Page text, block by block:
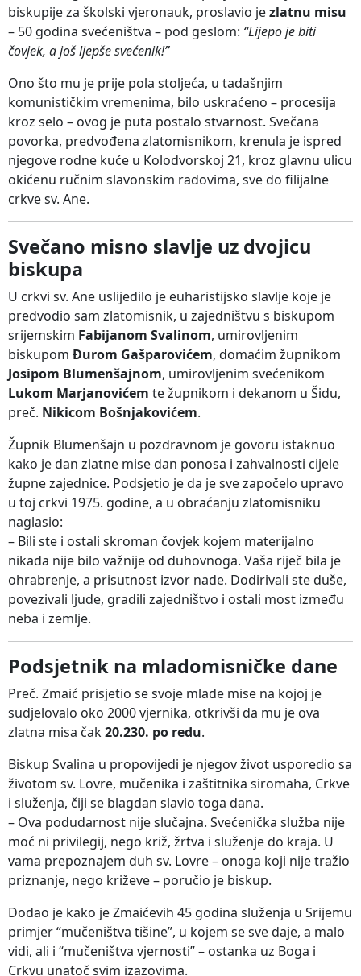
biskupije za školski vjeronauk, proslavio jezlatnu misu
– 50 godina svećeništva – pod geslom: “Lijepo je biti
čovjek, a još ljepše svećenik!”
Ono što mu je prije pola stoljeća, u tadašnjim
komunističkim vremenima, bilo uskraćeno – procesija
kroz selo – ovog je puta postalo stvarnost. Svečana
povorka, predvođena zlatomisnikom, krenula je ispred
njegove rodne kuće u Kolodvorskoj 21, kroz glavnu ulicu
okićenu ručnim slavonskim radovima, sve do filijalne
crkve sv. Ane.
Svečano misno slavlje uz dvojicu
biskupa
U crkvi sv. Ane uslijedilo je euharistijsko slavlje koje je
predvodio sam zlatomisnik, u zajedništvu s biskupom
srijemskim Fabijanom Svalinom, umirovljenim
biskupom Đurom Gašparovićem, domaćim župnikom
Josipom Blumenšajnom, umirovljenim svećenikom
Lukom Marjanovićem te župnikom i dekanom u Šidu,
preč. Nikicom Bošnjakovićem.
Župnik Blumenšajn u pozdravnom je govoru istaknuo
kako je dan zlatne mise dan ponosa i zahvalnosti cijele
župne zajednice. Podsjetio je da je sve započelo upravo
u toj crkvi 1975. godine, a u obraćanju zlatomisniku
naglasio:
– Bili ste i ostali skroman čovjek kojem materijalno
nikada nije bilo važnije od duhovnoga. Vaša riječ bila je
ohrabrenje, a prisutnost izvor nade. Dodirivali ste duše,
povezivali ljude, gradili zajedništvo i ostali most između
neba i zemlje.
Podsjetnik na mladomisničke dane
Preč. Zmaić prisjetio se svoje mlade mise na kojoj je
sudjelovalo oko 2000 vjernika, otkrivši da mu je ova
zlatna misa čak20.230. po redu.
Biskup Svalina u propovijedi je njegov život usporedio sa
životom sv. Lovre, mučenika i zaštitnika siromaha, Crkve
i služenja, čiji se blagdan slavio toga dana.
– Ova podudarnost nije slučajna. Svećenička služba nije
moć ni privilegij, nego križ, žrtva i služenje do kraja. U
vama prepoznajem duh sv. Lovre – onoga koji nije tražio
priznanje, nego križeve – poručio je biskup.
Dodao je kako je Zmaićevih 45 godina služenja u Srijemu
primjer “mučeništva tišine”, u kojem se sve daje, a malo
vidi, ali i “mučeništva vjernosti” – ostanka uz Boga i
Crkvu unatoč svim izazovima.